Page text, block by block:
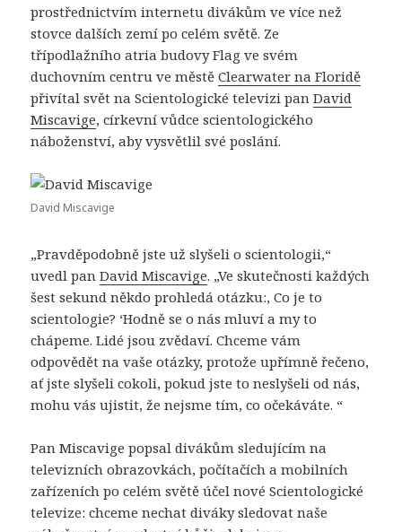
prostřednictvím internetu divákům ve více než
stovce dalších zemí po celém světě. Ze
třípodlažního atria budovy Flag ve svém
duchovním centru ve městěClearwater na Floridě
přivítal svět na Scientologické televizi panDavid
Miscavige, církevní vůdce scientologického
náboženství, aby vysvětlil své poslání.
David Miscavige
„Pravděpodobně jste už slyšeli o scientologii,“
uvedl panDavid Miscavige. „Ve skutečnosti každých
šest sekund někdo prohledá otázku:‚ Co je to
scientologie? ‘Hodně se o nás mluví a my to
chápeme. Lidé jsou zvědaví. Chceme vám
odpovědět na vaše otázky, protože upřímně řečeno,
ať jste slyšeli cokoli, pokud jste to neslyšeli od nás,
mohu vás ujistit, že nejsme tím, co očekáváte. “
Pan Miscavige popsal divákům sledujícím na
televizních obrazovkách, počítačích a mobilních
zařízeních po celém světě účel nové Scientologické
televize: chceme nechat diváky sledovat naše